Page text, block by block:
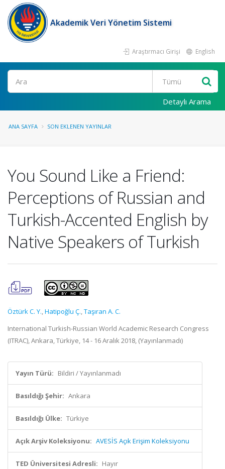
Akademik Veri Yönetim Sistemi
Araştırmacı Girişi English
Ara
Detaylı Arama
ANA SAYFA SON EKLENEN YAYINLAR
You Sound Like a Friend:
Perceptions of Russian and
Turkish-Accented English by
Native Speakers of Turkish
Öztürk C. Y.,Hatipoğlu Ç.,Taşıran A. C.
International Turkish-Russian World Academic Research Congress
(ITRAC), Ankara, Türkiye, 14 - 16 Aralık 2018, (Yayınlanmadı)
Yayın Türü: Bildiri / Yayınlanmadı
Basıldığı Şehir: Ankara
Basıldığı Ülke: Türkiye
Açık Arşiv Koleksiyonu: AVESİS Açık Erişim Koleksiyonu
TED Üniversitesi Adresli: Hayır